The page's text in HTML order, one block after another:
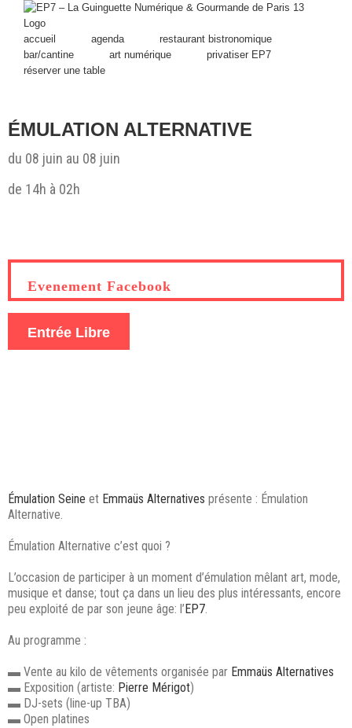
contentaccueil agenda
restaurant bistronomique
bar/cantine
art numérique
privatiser EP7
réserver une table
ÉMULATION ALTERNATIVE
du 08 juin au 08 juin
de 14h à 02h
Evenement Facebook
Entrée Libre
Émulation Seine et Emmaüs Alternatives présente : Émulation
Alternative.
Émulation Alternative c’est quoi ?
L’occasion de participer à un moment d’émulation mêlant art, mode,
musique et danse; tout ça dans un lieu des plus intéressants, encore
peu exploité de par son jeune âge: l’ EP7.
Au programme :
▬ Vente au kilo de vêtements organisée par Emmaüs Alternatives
▬ Exposition (artiste: Pierre Mérigot)
▬ DJ-sets (line-up TBA)
▬ Open platines